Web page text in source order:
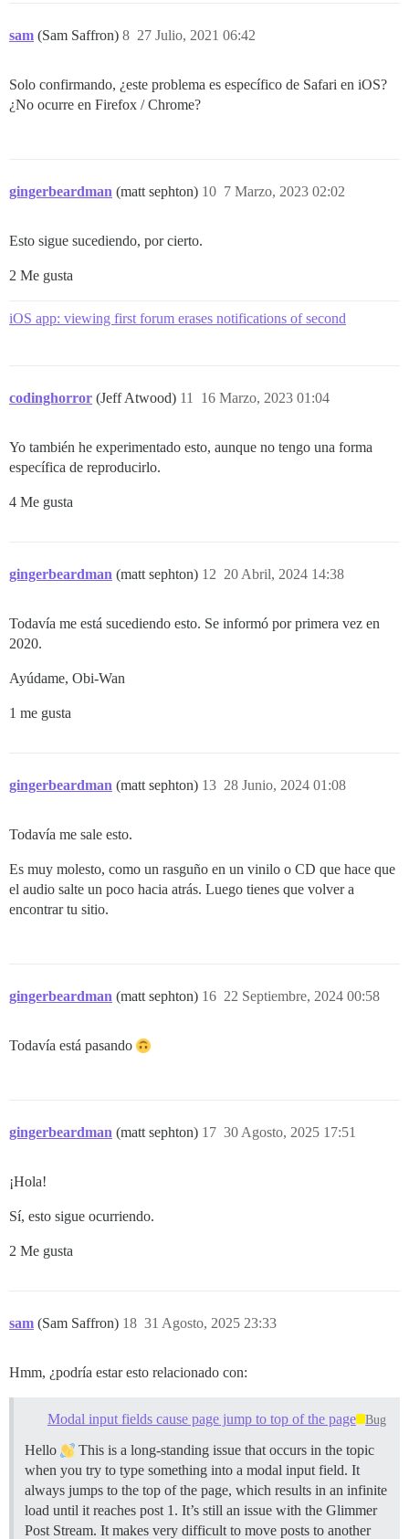
sam (Sam Saffron) 27 Julio, 2021 06:42
8
Solo confirmando, ¿este problema es específico de Safari en iOS?
¿No ocurre en Firefox / Chrome?
gingerbeardman (matt sephton) 7 Marzo, 2023 02:02
10
Esto sigue sucediendo, por cierto.
2 Me gusta
iOS app: viewing first forum erases notifications of second
codinghorror (Jeff Atwood) 16 Marzo, 2023 01:04
11
Yo también he experimentado esto, aunque no tengo una forma
específica de reproducirlo.
4 Me gusta
gingerbeardman (matt sephton) 20 Abril, 2024 14:38
12
Todavía me está sucediendo esto. Se informó por primera vez en
2020.
Ayúdame, Obi-Wan
1 me gusta
gingerbeardman (matt sephton) 28 Junio, 2024 01:08
13
Todavía me sale esto.
Es muy molesto, como un rasguño en un vinilo o CD que hace que
el audio salte un poco hacia atrás. Luego tienes que volver a
encontrar tu sitio.
gingerbeardman (matt sephton) 22 Septiembre, 2024 00:58
16
Todavía está pasando
gingerbeardman (matt sephton) 30 Agosto, 2025 17:51
17
¡Hola!
Sí, esto sigue ocurriendo.
2 Me gusta
sam (Sam Saffron) 31 Agosto, 2025 23:33
18
Hmm, ¿podría estar esto relacionado con:
Modal input fields cause page jump to top of the page Bug
Hello
This is a long-standing issue that occurs in the topic
when you try to type something into a modal input field. It
always jumps to the top of the page, which results in an infinite
load until it reaches post 1. It’s still an issue with the Glimmer
Post Stream. It makes very difficult to move posts to another